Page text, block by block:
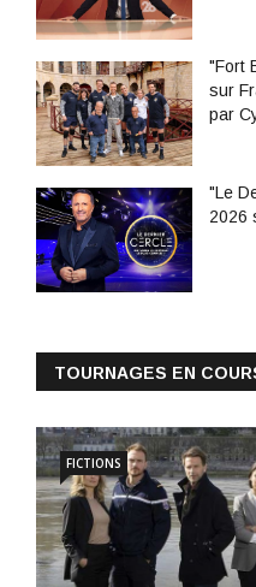
"Fort
sur
par
"Le
2026
TOURNAGES EN
FICTIONS